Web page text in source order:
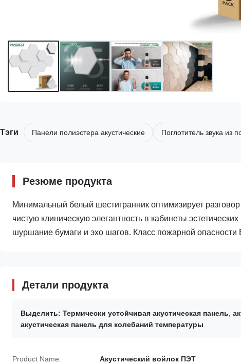
Тэги Панели полиэстера акустические Поглотитель звука из
Резюме продукта
Минимальный белый шестигранник оптимизирует
чистую клиническую элегантность в кабинеты
шуршание бумаги и эхо шагов. Класс пожарной опасности
Детали продукта
Выделить: Термически устойчивая акустическая панель,
акустическая панель для колебаний температуры
Product Name: Акустический войлок ПЭТ